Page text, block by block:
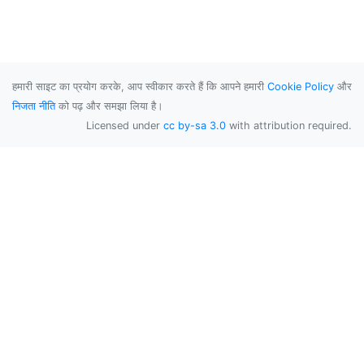
हमारी साइट का प्रयोग करके, आप स्वीकार करते हैं कि आपने हमारी Cookie Policy और
निजता नीतिको पढ़ और समझा लिया है।
Licensed under cc by-sa 3.0 with attribution required.